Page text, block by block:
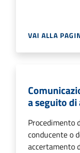
VAI ALLA
a seguito
Procedimento
conducente o
accertamento